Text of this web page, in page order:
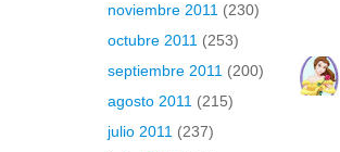
noviembre 2011 (230)
octubre 2011 (253)
septiembre 2011 (200)
agosto 2011 (215)
julio 2011 (237)